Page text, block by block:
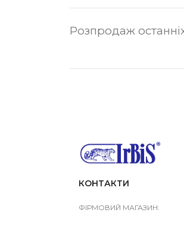
Розпродаж
КОНТАКТИ
ФІРМОВИЙ МАГАЗИН: